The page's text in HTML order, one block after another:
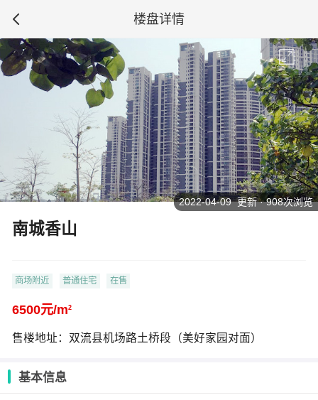
楼盘详情
南城香山
商场附近 普通住宅 在售
6500元/m2
售楼地址：双流县机场路土桥段（美好家园对面）
2022-04-09 更新 · 908次浏览
基本信息